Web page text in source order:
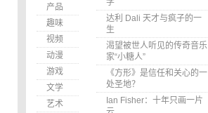
产品
趣味
视频
动漫
游戏
文学
艺术
学
达利 Dali 天才与疯子的一
生
渴望被世人听见的传奇音乐
家“小糖人”
《方形》是信任和关心的一
处圣地？
Ian Fisher：十年只画一片